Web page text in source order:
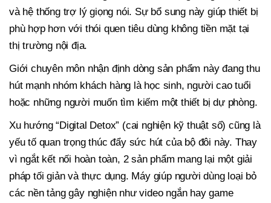
và hệ thống trợ lý giọng nói. Sự bổ sung này giúp thiết bị
phù hợp hơn với thói quen tiêu dùng không tiền mặt tại
thị trường nội địa.
Giới chuyên môn nhận định dòng sản phẩm này đang thu
hút mạnh nhóm khách hàng là học sinh, người cao tuổi
hoặc những người muốn tìm kiếm một thiết bị dự phòng.
Xu hướng “Digital Detox” (cai nghiện kỹ thuật số) cũng là
yếu tố quan trọng thúc đẩy sức hút của bộ đôi này. Thay
vì ngắt kết nối hoàn toàn, 2 sản phẩm mang lại một giải
pháp tối giản và thực dụng. Máy giúp người dùng loại bỏ
các nền tảng gây nghiện như video ngắn hay game